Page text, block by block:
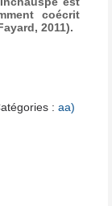
coécrit
2011).
: aa)